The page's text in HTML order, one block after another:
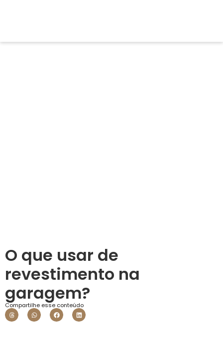
O que usar de
revestimento na
garagem?
Compartilhe esse conteúdo